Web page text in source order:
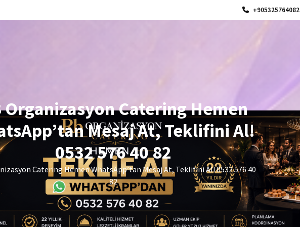
+905325764082
Organizasyon Catering Hemen
Mesaj At, Teklifini Al!
0532 576 40 82
Catering Hemen WhatsApp’tan Mesaj At, Teklifini Al! 0532 576 40
82